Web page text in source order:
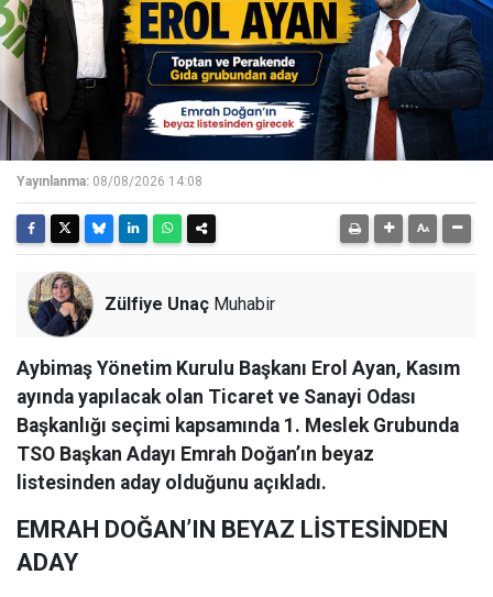
Yayınlanma: 08/08/2026 14:08
Zülfiye Unaç Muhabir
Aybimaş Yönetim Kurulu Başkanı Erol Ayan, Kasım
ayında yapılacak olan Ticaret ve Sanayi Odası
Başkanlığı seçimi kapsamında 1. Meslek Grubunda
TSO Başkan Adayı Emrah Doğan’ın beyaz
listesinden aday olduğunu açıkladı.
EMRAH DOĞAN’IN BEYAZ LİSTESİNDEN
ADAY